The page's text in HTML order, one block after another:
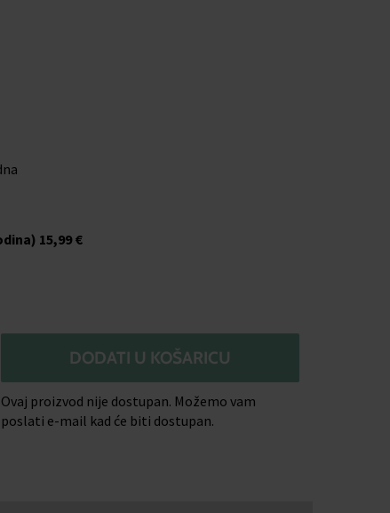
15,99 €
DODATI U KOŠARICU
Ovaj proizvod nije dostupan. Možemo vam
poslati e-mail kad će biti dostupan.